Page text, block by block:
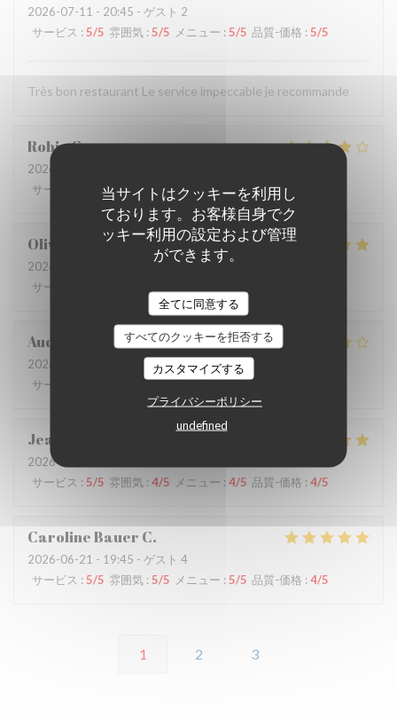
当サイトはクッキーを利用し
ております。お客様自身でク
ッキー利用の設定および管理
ができます。
全てに同意する
すべてのクッキーを拒否する
カスタマイズする
プライバシーポリシー
undefined
2026-07-11 - 20:45 - ゲスト 2
サービス : 5/5 雰囲気 : 5/5 メニュー : 5/5 品質-価格 : 5/5
Très bon restaurant Le service impeccable je recommande
RobinG
2026-07-09
サービス
/5 雰囲気 4 /5 メニュー :4 /5 品質-価格
Olivia
2026-06-26
- 12:30 - ゲスト 9
サービス
Audrey
2026-06-22
- 19:30 - ゲスト 6
サービス
:5/5 メニュー:4/5 品質-価格
Jean-Claude
2026-06-25
サービス : 5/5 雰囲気 : 4/5 メニュー : 4/5 品質-価格 : 4/5
Caroline Bauer C
2026-06-21 - 19:45 - ゲスト 4
サービス : 5/5 雰囲気 : 5/5 メニュー : 5/5 品質-価格 : 4/5
1 2 3